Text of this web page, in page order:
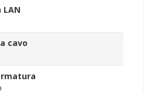
LAN
cavo